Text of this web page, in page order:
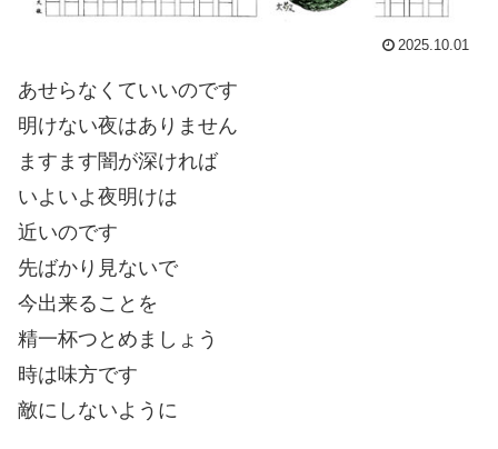
2025.10.01
あせらなくていいのです
明けない夜はありません
ますます闇が深ければ
いよいよ夜明けは
近いのです
先ばかり見ないで
今出来ることを
精一杯つとめましょう
時は味方です
敵にしないように